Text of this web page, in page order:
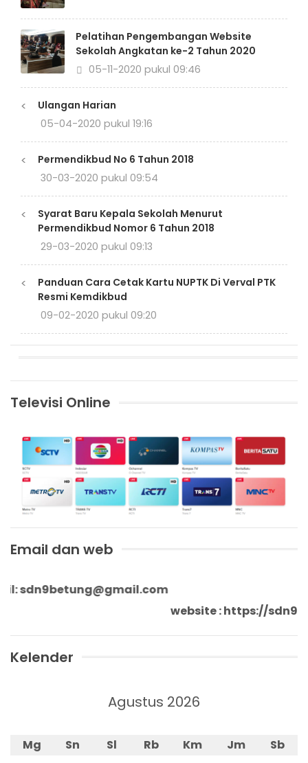
Pelatihan Pengembangan Website
Sekolah Angkatan ke-2 Tahun 2020
05-11-2020 pukul 09:46
<
Ulangan Harian
05-04-2020 pukul 19:16
<
Permendikbud No 6 Tahun 2018
30-03-2020 pukul 09:54
<
Syarat Baru Kepala Sekolah Menurut
Permendikbud Nomor 6 Tahun 2018
29-03-2020 pukul 09:13
<
Panduan Cara Cetak Kartu NUPTK Di Verval PTK
Resmi Kemdikbud
09-02-2020 pukul 09:20
Televisi Online
Email dan web
sdn9betung@gmail.com
website : https://
Kelender
Agustus 2026
Mg Sn Sl Rb Km Jm
Sb